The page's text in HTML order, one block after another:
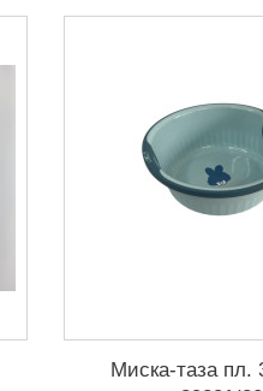
Миска-таза пл.